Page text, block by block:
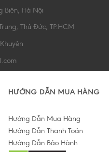
Biên, Hà Nội
Thủ Đức, TP.HCM
HƯỚNG DẪN MUA HÀNG
Hướng Dẫn Mua Hàng
Hướng Dẫn Thanh Toán
Hướng Dẫn Bảo Hành